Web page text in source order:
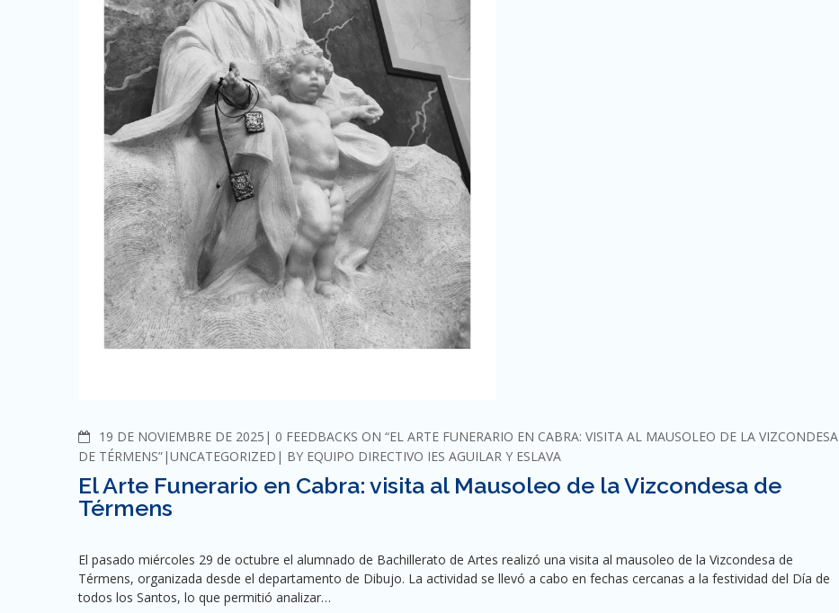
19 DE NOVIEMBRE DE 2025 COMMENTS
0 FEEDBACKS ON “EL ARTE FUNERARIO EN CABRA: VISITA AL MAUSOLEO DE LA VIZCONDESA
DE TÉRMENS” UNCATEGORIZED BY EQUIPO DIRECTIVO IES AGUILAR Y ESLAVA
El Arte Funerario en Cabra: visita al Mausoleo de la Vizcondesa de
Térmens
​El pasado miércoles 29 de octubre el alumnado de Bachillerato de Artes realizó una visita al mausoleo de la Vizcondesa de
Térmens, organizada desde el departamento de Dibujo. La actividad se llevó a cabo en fechas cercanas a la festividad del Día de
todos los Santos, lo que permitió analizar…